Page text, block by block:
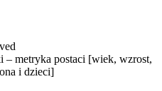
– metryka postaci [wiek, wzrost,
i dzieci]